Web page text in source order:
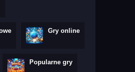
Gry online
Popularne gry